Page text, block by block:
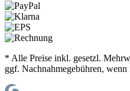
* Alle Preise inkl. gesetzl.
ggf. Nachnahmegebühren, wenn